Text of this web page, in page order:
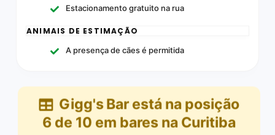
Estacionamento gratuito na rua
ANIMAIS DE ESTIMAÇÃO
A presença de cães é permitida
Gigg's Barestá na posição
6 de 10 em bares na Curitiba